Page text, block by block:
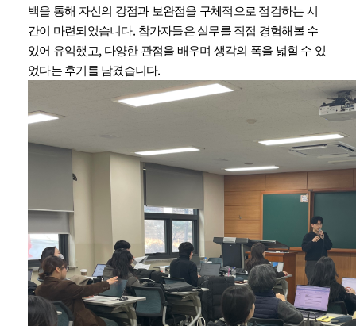
백을 통해 자신의 강점과 보완점을 구체적으로 점검하는 시
간이 마련되었습니다. 참가자들은 실무를 직접 경험해볼 수
있어 유익했고, 다양한 관점을 배우며 생각의 폭을 넓힐 수 있
었다는 후기를 남겼습니다.